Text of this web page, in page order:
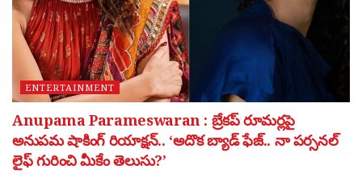
ENTERTAINMENT
Anupama Parameswaran : బ్రేకప్ రూమర్లపై
అనుపమ షాకింగ్ రియాక్షన్.. ‘అదొక బ్యాడ్ ఫేజ్.. నా పర్సనల్
లైఫ్ గురించి మీకేం తెలుసు?’